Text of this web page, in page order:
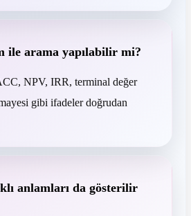
ile arama yapılabilir mi?
NPV, IRR, terminal değer
gibi ifadeler doğrudan
anlamları da gösterilir